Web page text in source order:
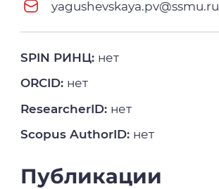
yagushevskaya.pv@ssmu.ru
SPIN РИНЦ: нет
ORCID: нет
ResearcherID: нет
Scopus AuthorID: нет
Публикации